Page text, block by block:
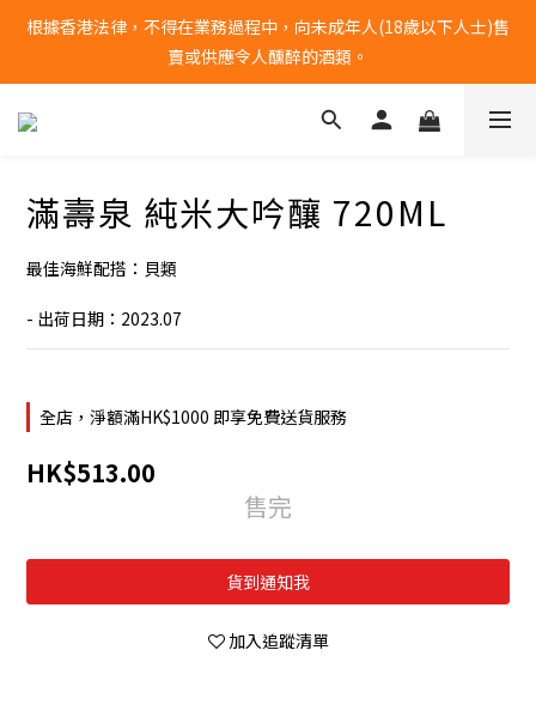
全單購物滿港幣$1000 | 免運費
根據香港法律，不得在業務過程中，向未成年人(18歲以下人士)售
賣或供應令人醺醉的酒類。
全單購物滿港幣$1000 | 免運費
滿壽泉 純米大吟釀 720ML
最佳海鮮配搭：貝類
- 出荷日期：2023.07
全店，淨額滿HK$1000 即享免費送貨服務
HK$513.00
售完
貨到通知我
加入追蹤清單